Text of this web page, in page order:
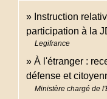
Instruction
participation à la
Legifrance
À l'étranger :
défense et
Ministère chargé de